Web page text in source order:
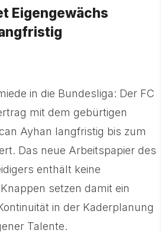
Eigengewächs
in die Bundesliga: Der FC
mit dem gebürtigen
Ayhan langfristig bis zum
Das neue Arbeitspapier des
enthält keine
setzen damit ein
in der Kaderplanung
Talente.